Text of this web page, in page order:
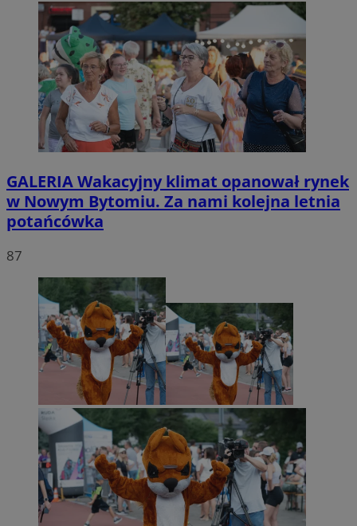
GALERIAWakacyjny klimat opanował rynek
w Nowym Bytomiu. Za nami kolejna letnia
potańcówka
87